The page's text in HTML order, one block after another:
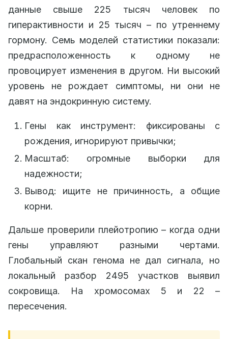
данные свыше 225 тысяч человек по
гиперактивности и 25 тысяч – по утреннему
гормону. Семь моделей статистики показали:
предрасположенность к одному не
провоцирует изменения в другом. Ни высокий
уровень не рождает симптомы, ни они не
давят на эндокринную систему.
Гены как инструмент: фиксированы с
рождения, игнорируют привычки;
Масштаб: огромные выборки для
надежности;
Вывод: ищите не причинность, а общие
корни.
Дальше проверили плейотропию – когда одни
гены управляют разными чертами.
Глобальный скан генома не дал сигнала, но
локальный разбор 2495 участков выявил
сокровища. На хромосомах 5 и 22 –
пересечения.